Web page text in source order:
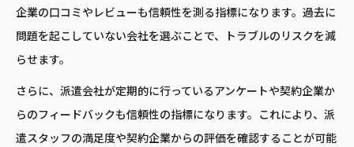
企業の口コミやレビューも信頼性を測る指標になります。過去に
問題を起こしていない会社を選ぶことで、トラブルのリスクを減
らせます。
さらに、派遣会社が定期的に行っているアンケートや契約企業か
らのフィードバックも信頼性の指標になります。これにより、派
遣スタッフの満足度や契約企業からの評価を確認することが可能